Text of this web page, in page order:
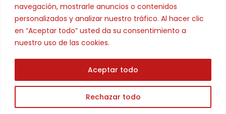
navegación, mostrarle anuncios o contenidos
personalizados y analizar nuestro tráfico. Al hacer clic
en “Aceptar todo” usted da su consentimiento a
nuestro uso de las cookies.
Rechazar todo
Aceptar todo
© Copyright 2025 | Elpron
Aviso legal y Privacidad|Accesibilidad
Citiservi Media